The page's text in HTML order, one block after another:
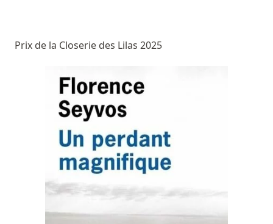
Prix de la Closerie des Lilas 2025